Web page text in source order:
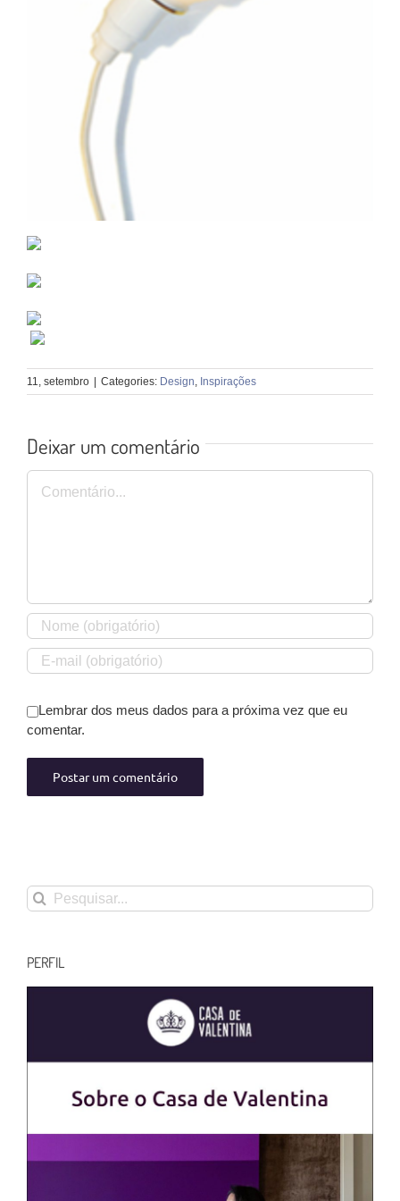
11, setembro Categories: Design, Inspirações
Deixar um comentário
Comentário
Lembrar dos meus dados para a próxima vez que eu
comentar.
Buscar
resultados
PERFIL